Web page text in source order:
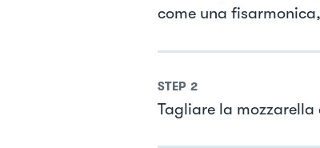
come una
STEP 2
Tagliare la